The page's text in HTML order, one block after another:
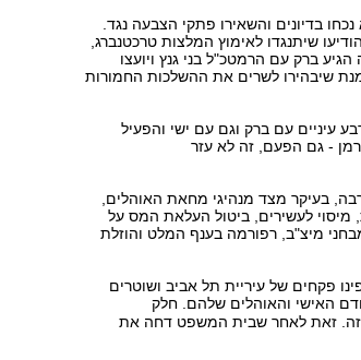
נכחו בדיונים והשאירו פתקי הצבעה נגד.
שיתנגדו לאימוץ המלצות טרכטנברג,
ברק עם הרמטכ"ל בני גנץ ויועצו
שיבהירו לשרים את ההשלכות החמורות
עיניים עם ברק וגם עם ישי והפעיל
- גם הפעם, זה לא עזר
בעיקר מצד מנהיגי מחאת האוהלים,
אישור 196 אלף דירות, מיסוי לעשירים, ביטול העלאת המס על
3, חיוב חרדים במבחני מיצ"ב, רפורמה בענף המלט והוזלת
פקחים של עיריית תל אביב ושוטרים
האישי והאוהלים שלהם. חלק
זה. זאת לאחר שבית המשפט דחה את